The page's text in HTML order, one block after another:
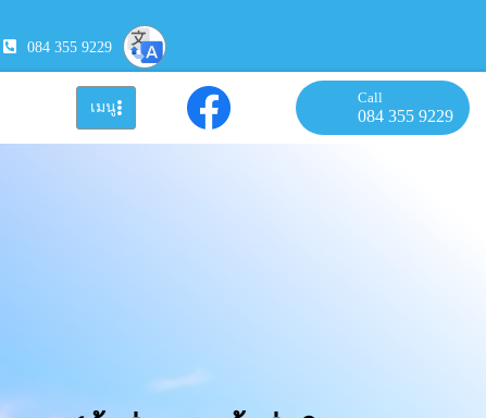
084 355 9229
เมนู
Call
084 355 9229